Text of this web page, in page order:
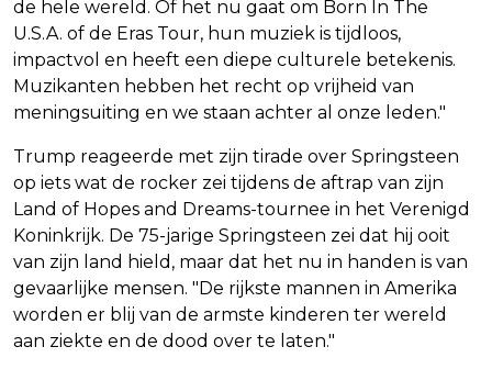
de hele wereld. Of het nu gaat om Born In The
U.S.A. of de Eras Tour, hun muziek is tijdloos,
impactvol en heeft een diepe culturele betekenis.
Muzikanten hebben het recht op vrijheid van
meningsuiting en we staan achter al onze leden."
Trump reageerde met zijn tirade over Springsteen
op iets wat de rocker zei tijdens de aftrap van zijn
Land of Hopes and Dreams-tournee in het Verenigd
Koninkrijk. De 75-jarige Springsteen zei dat hij ooit
van zijn land hield, maar dat het nu in handen is van
gevaarlijke mensen. "De rijkste mannen in Amerika
worden er blij van de armste kinderen ter wereld
aan ziekte en de dood over te laten."